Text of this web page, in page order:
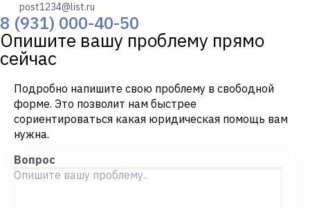
post1234@list.ru
8 (931) 000-40-50
Опишите вашу проблему прямо
сейчас
Подробно напишите свою проблему в свободной
форме. Это позволит нам быстрее
сориентироваться какая юридическая помощь вам
нужна.
Вопрос